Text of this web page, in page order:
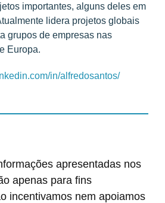
importantes, alguns deles em
lidera projetos globais
grupos de empresas nas
Europa.
in/alfredosantos/
apresentadas nos
apenas para fins
incentivamos nem apoiamos